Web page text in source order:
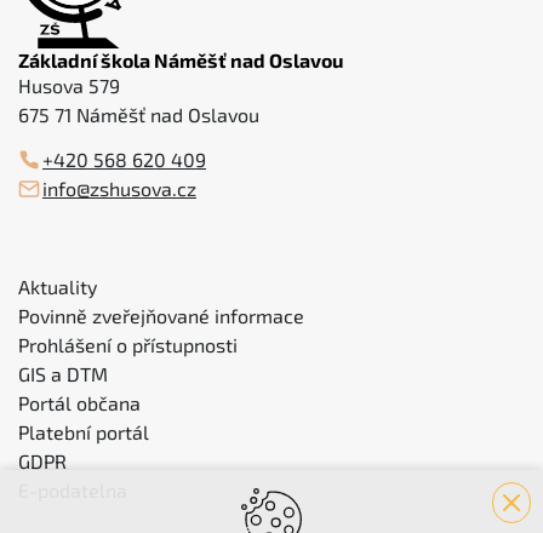
Základní škola Náměšť nad Oslavou
Husova 579
675 71 Náměšť nad Oslavou
+420 568 620 409
info@zshusova.cz
Aktuality
Povinně zveřejňované informace
Prohlášení o přístupnosti
GIS a DTM
Portál občana
Platební portál
GDPR